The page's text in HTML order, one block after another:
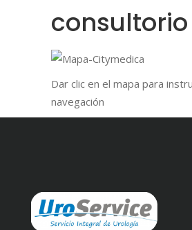
consultorio
Dar clic en el mapa para
navegación